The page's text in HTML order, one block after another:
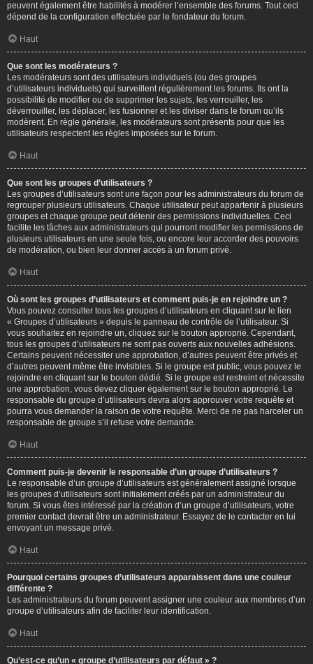
peuvent également être habilités à modérer l’ensemble des forums. Tout ceci
dépend de la configuration effectuée par le fondateur du forum.
Haut
Que sont les modérateurs ?
Les modérateurs sont des utilisateurs individuels (ou des groupes
d’utilisateurs individuels) qui surveillent régulièrement les forums. Ils ont la
possibilité de modifier ou de supprimer les sujets, les verrouiller, les
déverrouiller, les déplacer, les fusionner et les diviser dans le forum qu’ils
modèrent. En règle générale, les modérateurs sont présents pour que les
utilisateurs respectent les règles imposées sur le forum.
Haut
Que sont les groupes d’utilisateurs ?
Les groupes d’utilisateurs sont une façon pour les administrateurs du forum de
regrouper plusieurs utilisateurs. Chaque utilisateur peut appartenir à plusieurs
groupes et chaque groupe peut détenir des permissions individuelles. Ceci
facilite les tâches aux administrateurs qui pourront modifier les permissions de
plusieurs utilisateurs en une seule fois, ou encore leur accorder des pouvoirs
de modération, ou bien leur donner accès à un forum privé.
Haut
Où sont les groupes d’utilisateurs et comment puis-je en rejoindre un ?
Vous pouvez consulter tous les groupes d’utilisateurs en cliquant sur le lien
« Groupes d’utilisateurs » depuis le panneau de contrôle de l’utilisateur. Si
vous souhaitez en rejoindre un, cliquez sur le bouton approprié. Cependant,
tous les groupes d’utilisateurs ne sont pas ouverts aux nouvelles adhésions.
Certains peuvent nécessiter une approbation, d’autres peuvent être privés et
d’autres peuvent même être invisibles. Si le groupe est public, vous pouvez le
rejoindre en cliquant sur le bouton dédié. Si le groupe est restreint et nécessite
une approbation, vous devez cliquer également sur le bouton approprié. Le
responsable du groupe d’utilisateurs devra alors approuver votre requête et
pourra vous demander la raison de votre requête. Merci de ne pas harceler un
responsable de groupe s’il refuse votre demande.
Haut
Comment puis-je devenir le responsable d’un groupe d’utilisateurs ?
Le responsable d’un groupe d’utilisateurs est généralement assigné lorsque
les groupes d’utilisateurs sont initialement créés par un administrateur du
forum. Si vous êtes intéressé par la création d’un groupe d’utilisateurs, votre
premier contact devrait être un administrateur. Essayez de le contacter en lui
envoyant un message privé.
Haut
Pourquoi certains groupes d’utilisateurs apparaissent dans une couleur
différente ?
Les administrateurs du forum peuvent assigner une couleur aux membres d’un
groupe d’utilisateurs afin de faciliter leur identification.
Haut
Qu’est-ce qu’un « groupe d’utilisateurs par défaut » ?